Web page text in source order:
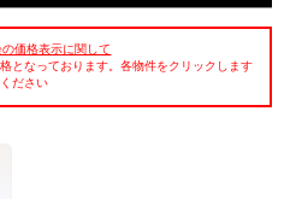
価格表示に関して
となっております。各物件をクリックします
ださい